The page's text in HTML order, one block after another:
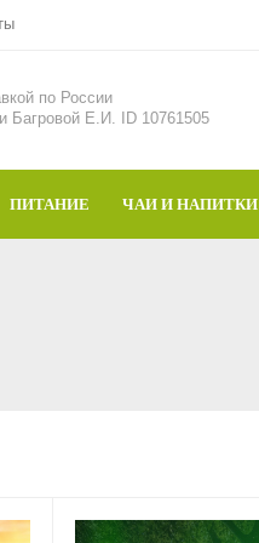
по России
Багровой Е.И. ID 10761505
ПИТАНИЕ ЧАИ И НАПИТКИ